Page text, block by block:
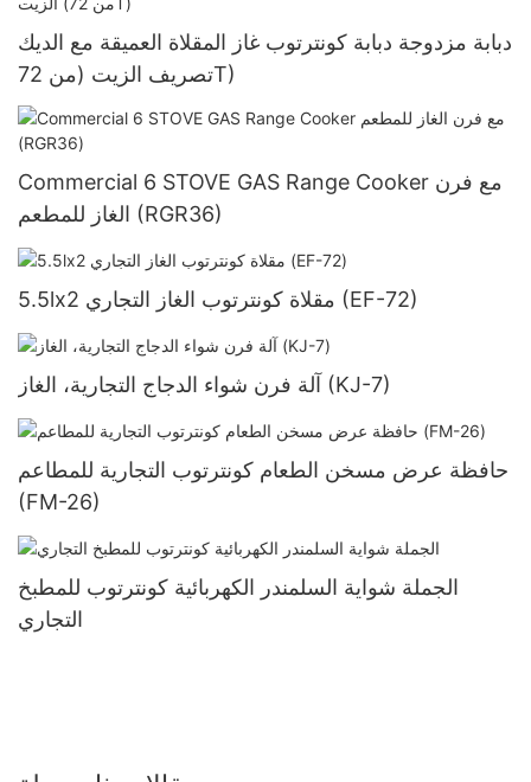
دبابة مزدوجة دبابة كونترتوب غاز المقلاة العميقة مع الديك
تصريف الزيت (من 72T)
Commercial 6 STOVE GAS Range Cooker مع فرن
الغاز للمطعم (RGR36)
5.5lx2 مقلاة كونترتوب الغاز التجاري (EF-72)
آلة فرن شواء الدجاج التجارية، الغاز (KJ-7)
حافظة عرض مسخن الطعام كونترتوب التجارية للمطاعم
(FM-26)
الجملة شواية السلمندر الكهربائية كونترتوب للمطبخ
التجاري